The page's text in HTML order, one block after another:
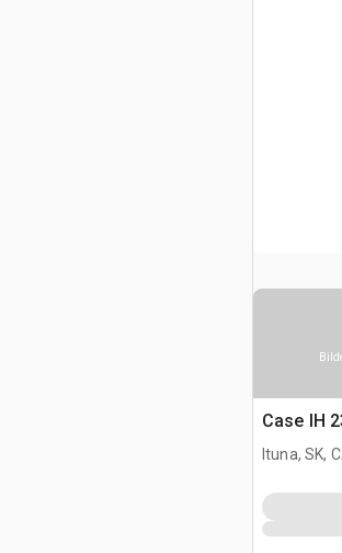
Case IH
Ituna, SK,